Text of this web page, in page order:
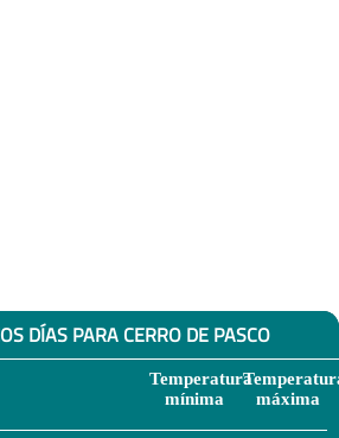
DÍAS PARA CERRO DE PASCO
Temperatura
mínima
máxima